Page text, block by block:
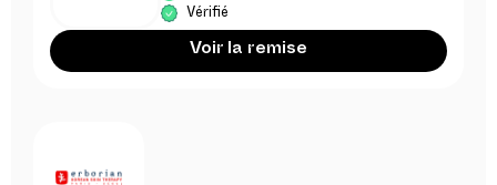
Vérifié
Voir la remise